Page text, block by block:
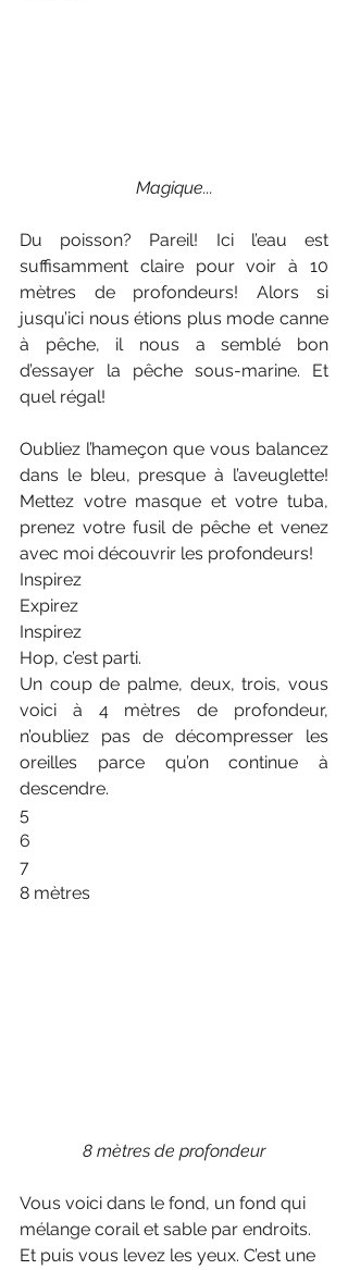
Magique...
Du poisson? Pareil! Ici l’eau est
suffisamment claire pour voir à 10
mètres de profondeurs! Alors si
jusqu’ici nous étions plus mode canne
à pêche, il nous a semblé bon
d’essayer la pêche sous-marine. Et
quel régal!
Oubliez l’hameçon que vous balancez
dans le bleu, presque à l’aveuglette!
Mettez votre masque et votre tuba,
prenez votre fusil de pêche et venez
avec moi découvrir les profondeurs!
Inspirez
Expirez
Inspirez
Hop, c’est parti.
Un coup de palme, deux, trois, vous
voici à 4 mètres de profondeur,
n’oubliez pas de décompresser les
oreilles parce qu’on continue à
descendre.
5
6
7
8 mètres
8 mètres de profondeur
Vous voici dans le fond, un fond qui
mélange corail et sable par endroits.
Et puis vous levez les yeux. C’est une